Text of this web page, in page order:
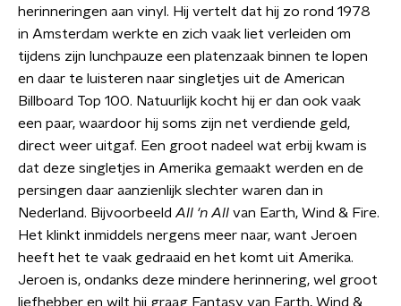
herinneringen aan vinyl. Hij vertelt dat hij zo rond 1978
in Amsterdam werkte en zich vaak liet verleiden om
tijdens zijn lunchpauze een platenzaak binnen te lopen
en daar te luisteren naar singletjes uit de American
Billboard Top 100. Natuurlijk kocht hij er dan ook vaak
een paar, waardoor hij soms zijn net verdiende geld,
direct weer uitgaf. Een groot nadeel wat erbij kwam is
dat deze singletjes in Amerika gemaakt werden en de
persingen daar aanzienlijk slechter waren dan in
Nederland. Bijvoorbeeld All 'n All van Earth, Wind & Fire.
Het klinkt inmiddels nergens meer naar, want Jeroen
heeft het te vaak gedraaid en het komt uit Amerika.
Jeroen is, ondanks deze mindere herinnering, wel groot
liefhebber en wilt hij graag Fantasy van Earth, Wind &